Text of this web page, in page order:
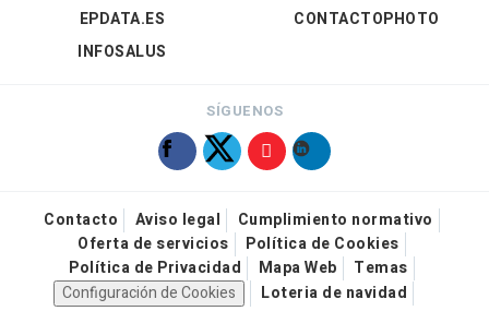
EPDATA.ES
INFOSALUS
CONTACTOPHOTO
SÍGUENOS
Contacto Aviso legal
Cumplimiento normativo
Oferta de servicios
Política de Cookies
Política de Privacidad
Mapa Web
Temas
Configuración de Cookies
Loteria de navidad